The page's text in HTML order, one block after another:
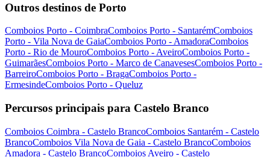
Outros destinos de Porto
Comboios Porto - CoimbraComboios Porto - SantarémComboios
Porto - Vila Nova de GaiaComboios Porto - AmadoraComboios
Porto - Rio de MouroComboios Porto - AveiroComboios Porto -
GuimarãesComboios Porto - Marco de CanavesesComboios Porto -
BarreiroComboios Porto - BragaComboios Porto -
ErmesindeComboios Porto - Queluz
Percursos principais para Castelo Branco
Comboios Coimbra - Castelo BrancoComboios Santarém - Castelo
BrancoComboios Vila Nova de Gaia - Castelo BrancoComboios
Amadora - Castelo BrancoComboios Aveiro - Castelo